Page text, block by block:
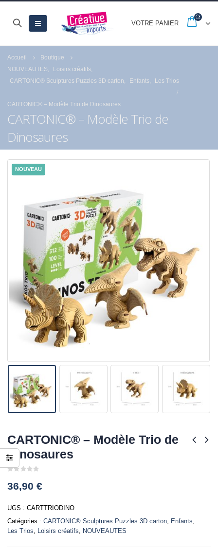
VOTRE PANIER
Accueil
Boutique
NOUVEAUTES
Loisirs créatifs
CARTONIC® Sculptures Puzzles 3D carton
Enfants Les Trios
CARTONIC® – Modèle Trio de Dinosaures
CARTONIC® – Modèle Trio de
Dinosaures
NOUVEAU
CARTONIC® – Modèle Trio de
Dinosaures
out
of
36,90 €
UGS : CARTTRIODINO
Catégories : CARTONIC® Sculptures Puzzles 3D carton Enfants
Les Trios
Loisirs créatifs NOUVEAUTES